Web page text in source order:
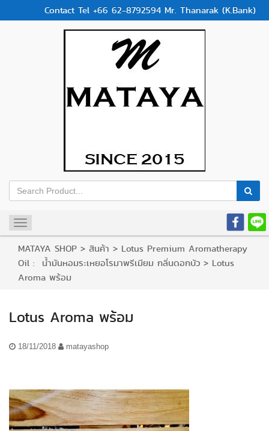
Contact Tel +66 62-8792594 Mr. Thanarak (K.Bank)
Toggle
navigation
MATAYA SHOP > สินค้า > Lotus Premium Aromatherapy
Oil : น้ำมันหอมระเหยอโรมาพรีเมียม กลิ่นดอกบัว > Lotus
Aroma พร้อม
Lotus Aroma พร้อม
18/11/2018 matayashop